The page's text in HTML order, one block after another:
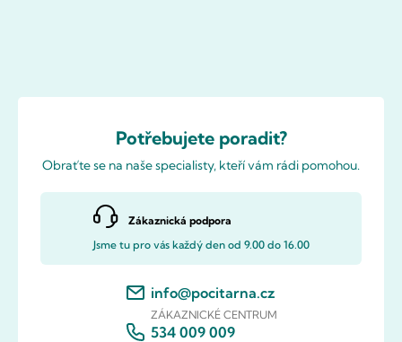
Potřebujete poradit?
Obraťte se na naše specialisty, kteří vám rádi pomohou.
Zákaznická podpora
Jsme tu pro vás každý den od 9.00 do 16.00
info@pocitarna.cz
ZÁKAZNICKÉ CENTRUM
534 009 009